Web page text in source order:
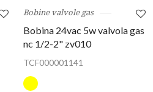
Bobine valvole gas
Bobina 24vac 5w valvola gas
nc 1/2-2" zv010
TCF000001141